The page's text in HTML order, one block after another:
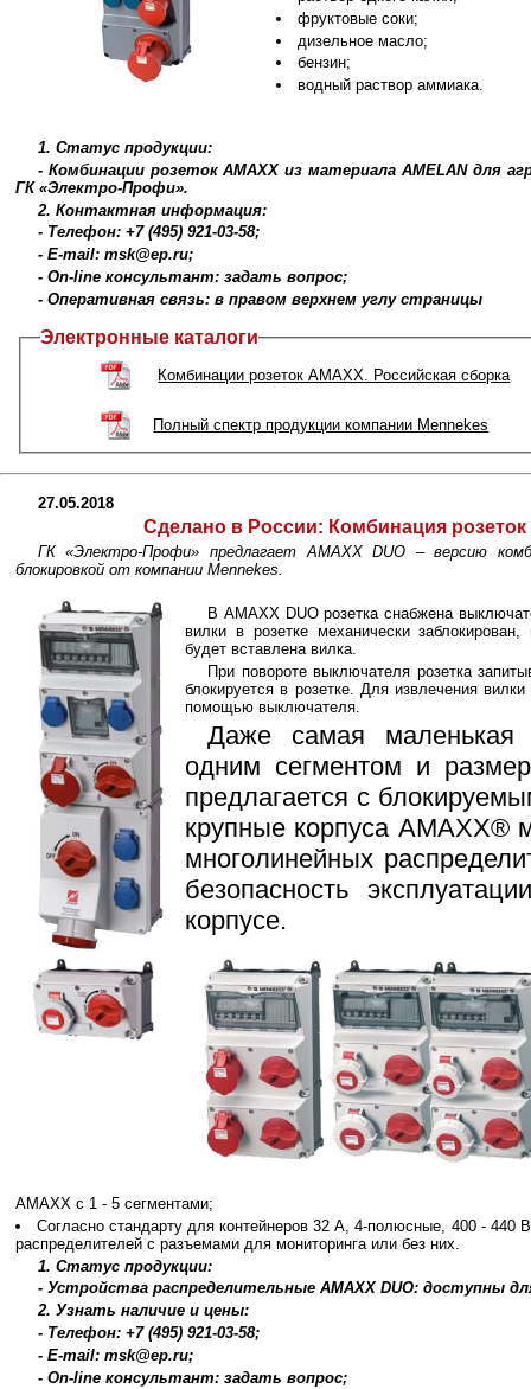
фруктовые соки;
дизельное масло;
бензин;
водный раствор аммиака.
1. Статус продукции:
- Комбинации розеток AMAXX из материала AMELAN для
ГК «Электро-Профи».
2. Контактная информация:
- Телефон: +7 (495) 921-03-58;
- E-mail: msk@ep.ru;
- On-line консультант: задать вопрос;
- Оперативная связь: в правом верхнем углу страницы
Электронные каталоги
Комбинации розеток AMAXX. Российская сборка
Полный спектр продукции компании Mennekes
27.05.2018
Сделано в России: Комбинация
ГК «Электро-Профи» предлагает AMAXX DUO – версию
блокировкой от компании Mennekes.
В AMAXX DUO розетка снабжена
вилки в розетке механически
будет вставлена вилка.
При повороте выключателя розетка
блокируется в розетке. Для извлечения
помощью выключателя.
Даже самая
одним сегментом и
предлагается с
крупные корпуса AMAXX®
многолинейных
безопасность
корпусе.
AMAXX с 1 - 5 сегментами;
Согласно стандарту для контейнеров 32 A, 4-полюсные, 400 - 440
распределителей с разъемами для мониторинга или без них.
1. Статус продукции:
- Устройства распределительные АМАХХ DUO: доступны
2. Узнать наличие и цены:
- Телефон: +7 (495) 921-03-58;
- E-mail: msk@ep.ru;
- On-line консультант: задать вопрос;